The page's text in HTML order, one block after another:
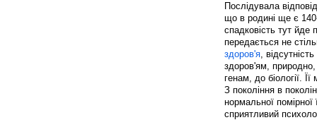
Послідувала
що в родині ще є
спадковість тут йде
передається не
здоров'я,
здоров'ям,
генам, до біології.
З покоління в
нормальної
сприятливий